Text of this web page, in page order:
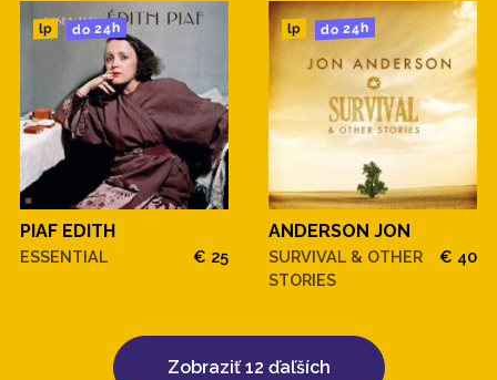
lp do 24h
PIAF EDITH
ESSENTIAL € 25
lp do 24h
ANDERSON JON
SURVIVAL & OTHER
STORIES
€ 40
Zobraziť 12 ďaľších